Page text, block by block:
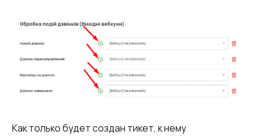
Как только будет создан тикет, к нему